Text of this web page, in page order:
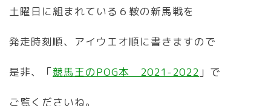
土曜日に組まれている６鞍の新馬戦を
発走時刻順、アイウエオ順に書きますので
是非、「競馬王のPOG本 2021-2022 」で
ご覧くださいね。